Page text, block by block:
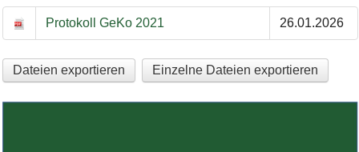
Das Protokoll der GeKo 2021
Protokoll GeKo 2021 26.01.2026
Dateien exportieren Einzelne Dateien exportieren